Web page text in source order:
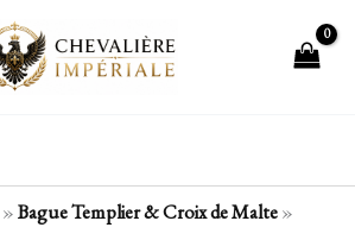
»Bague Templier & Croix de Malte»